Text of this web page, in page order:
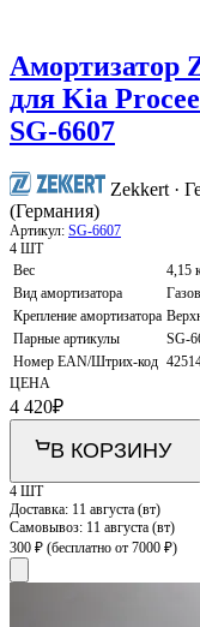
Амортизатор
для Kia
SG-6607
Zekkert ·
(Германия)
Артикул: SG-6607
4 ШТ
Вес
4,15
Вид амортизатора
Крепление амортизатора
Парные артикулы
SG-
Номер EAN/Штрих-код
ЦЕНА
4 420₽
В КОРЗИНУ
4 ШТ
Доставка: 11 августа (вт)
Самовывоз: 11 августа (вт)
300 ₽ (бесплатно от 7000 ₽)